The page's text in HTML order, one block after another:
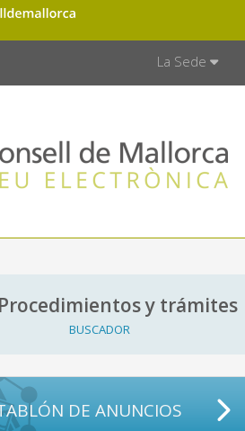
de
La Sede
Procedimientos y trámites
BUSCADOR
DE ANUNCIOS